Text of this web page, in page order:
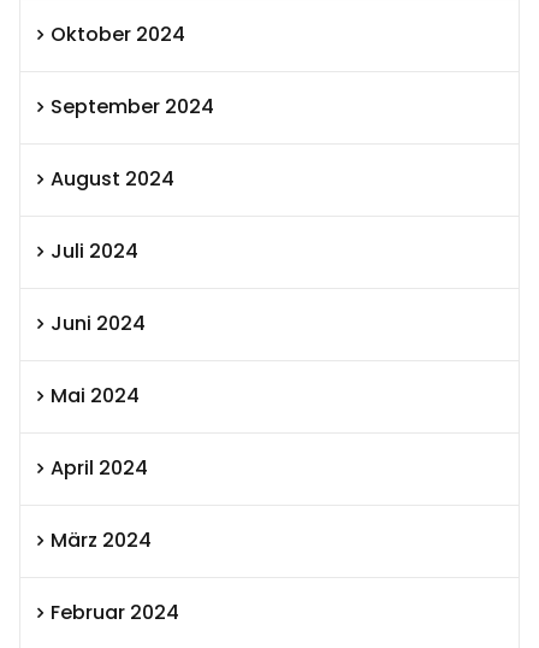
Oktober 2024
September 2024
August 2024
Juli 2024
Juni 2024
Mai 2024
April 2024
März 2024
Februar 2024